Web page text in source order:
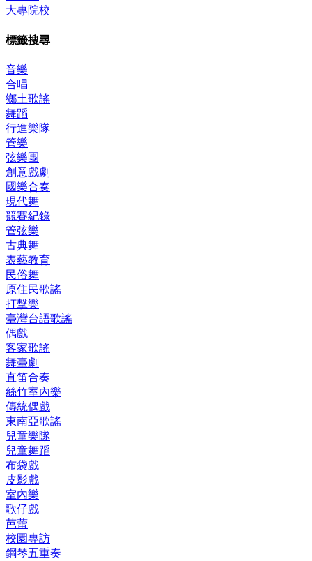
大專院校
標籤搜尋
音樂
合唱
鄉土歌謠
舞蹈
行進樂隊
管樂
弦樂團
創意戲劇
國樂合奏
現代舞
競賽紀錄
管弦樂
古典舞
表藝教育
民俗舞
原住民歌謠
打擊樂
臺灣台語歌謠
偶戲
客家歌謠
舞臺劇
直笛合奏
絲竹室內樂
傳統偶戲
東南亞歌謠
兒童樂隊
兒童舞蹈
布袋戲
皮影戲
室內樂
歌仔戲
芭蕾
校園專訪
鋼琴五重奏